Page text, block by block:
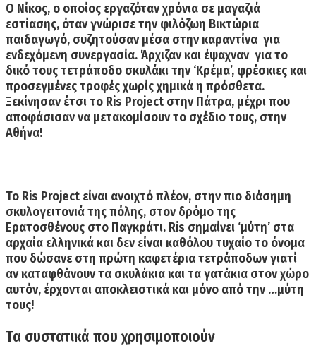
Ο Νίκος, ο οποίος εργαζόταν χρόνια σε μαγαζιά
εστίασης, όταν γνώρισε την φιλόζωη Βικτώρια
παιδαγωγό, συζητούσαν μέσα στην καραντίνα για
ενδεχόμενη συνεργασία. Άρχιζαν και έψαχναν για το
δικό τους τετράποδο σκυλάκι την ‘Κρέμα’, φρέσκιες και
προσεγμένες τροφές χωρίς χημικά η πρόσθετα.
Ξεκίνησαν έτσι το Ris Project στην Πάτρα, μέχρι που
αποφάσισαν να μετακομίσουν το σχέδιο τους, στην
Αθήνα!
Το Ris Project είναι ανοιχτό πλέον, στην πιο διάσημη
σκυλογειτονιά της πόλης, στον δρόμο της
Ερατοσθένους στο Παγκράτι. Ris σημαίνει ‘μύτη’ στα
αρχαία ελληνικά και δεν είναι καθόλου τυχαίο το όνομα
που δώσανε στη πρώτη καφετέρια τετράποδων γιατί
αν καταφθάνουν τα σκυλάκια και τα γατάκια στον χώρο
αυτόν, έρχονται αποκλειστικά και μόνο από την …μύτη
τους!
Τα συστατικά που χρησιμοποιούν